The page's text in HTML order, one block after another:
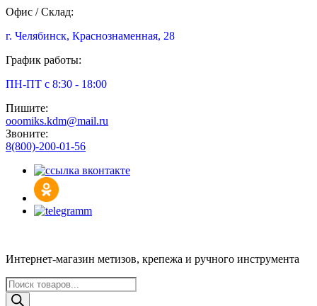
Офис / Склад:
г. Челябинск, Краснознаменная, 28
График работы:
ПН-ПТ с 8:30 - 18:00
Пишите:
ooomiks.kdm@mail.ru
Звоните:
8(800)-200-01-56
Интернет-магазин метизов, крепежа и ручного инструмента
Поиск
товаров